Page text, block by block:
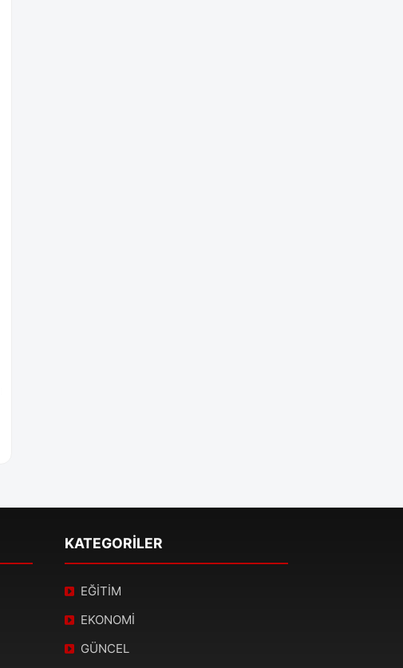
KATEGORİLER
EĞİTİM
EKONOMİ
GÜNCEL